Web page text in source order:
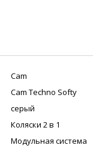
Cam
Cam Techno Softy
серый
Коляски 2 в 1
Модульная система